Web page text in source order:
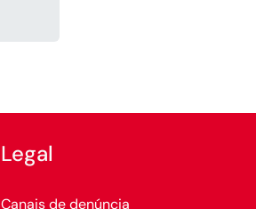
Legal
Canais de denúncia